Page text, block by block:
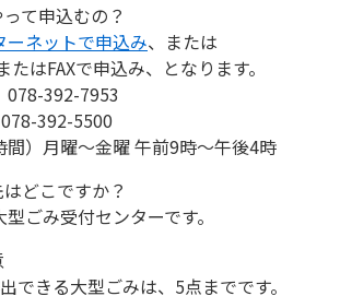
て申込むの？
ーネットで申込み、または
はFAXで申込み、となります。
078-392-7953
078-392-5500
間）月曜～金曜 午前9時～午後4時
どこですか？
ごみ受付センターです。
できる大型ごみは、5点までです。